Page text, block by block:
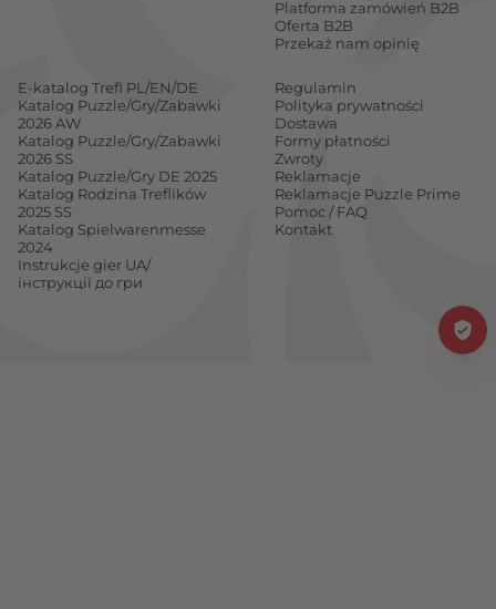
Platforma zamówień B2B
Oferta B2B
Przekaż nam opinię
E-katalog Trefl PL/EN/DE
Katalog Puzzle/Gry/Zabawki
2026 AW
Katalog Puzzle/Gry/Zabawki
2026 SS
Katalog Puzzle/Gry DE 2025
Katalog Rodzina Treflików
2025 SS
Katalog Spielwarenmesse
2024
Instrukcje gier UA/
інструкції до гри
Regulamin
Polityka prywatności
Dostawa
Formy płatności
Zwroty
Reklamacje
Reklamacje Puzzle Prime
Pomoc / FAQ
Kontakt